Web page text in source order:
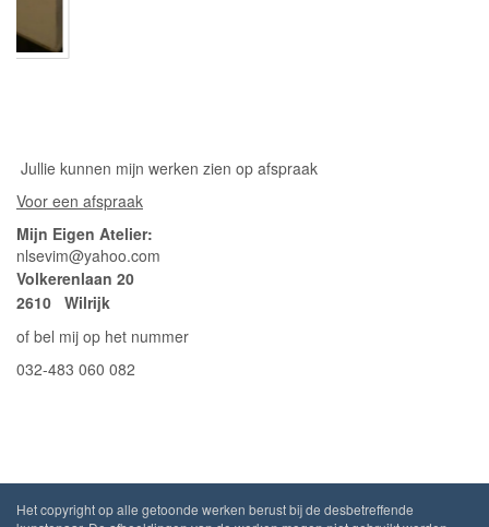
Jullie kunnen mijn werken zien op afspraak
Voor een afspraak
Mijn Eigen Atelier:
nlsevim@yahoo.com
Volkerenlaan 20
2610 Wilrijk
of bel mij op het nummer
032-483 060 082
Het copyright op alle getoonde werken berust bij de desbetreffende